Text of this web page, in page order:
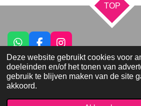
Deze website gebruikt cookies voor
doeleinden en/of het tonen van
gebruik te blijven maken van de site
akkoord.
TOP
W
h
a
t
s
F
a
c
e
I
n
s
t
© 2021 - 2026 Praktijk Yadora
Powered byJouwWeb